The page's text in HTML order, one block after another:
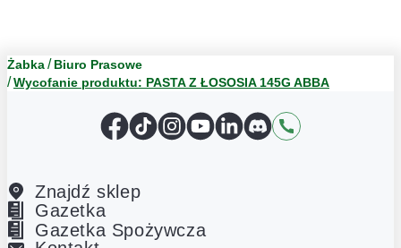
Żabka
Biuro Prasowe
Wycofanie produktu: PASTA Z ŁOSOSIA 145G ABBA
Facebook
TikTokInstagram
YouTubeLinkedIn
Discord
Znajdź sklep
Gazetka
Gazetka Spożywcza